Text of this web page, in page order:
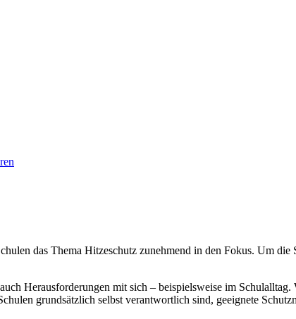
das Thema Hitzeschutz zunehmend in den Fokus. Um
Herausforderungen mit sich – beispielsweise im
grundsätzlich selbst verantwortlich sind, geeignete